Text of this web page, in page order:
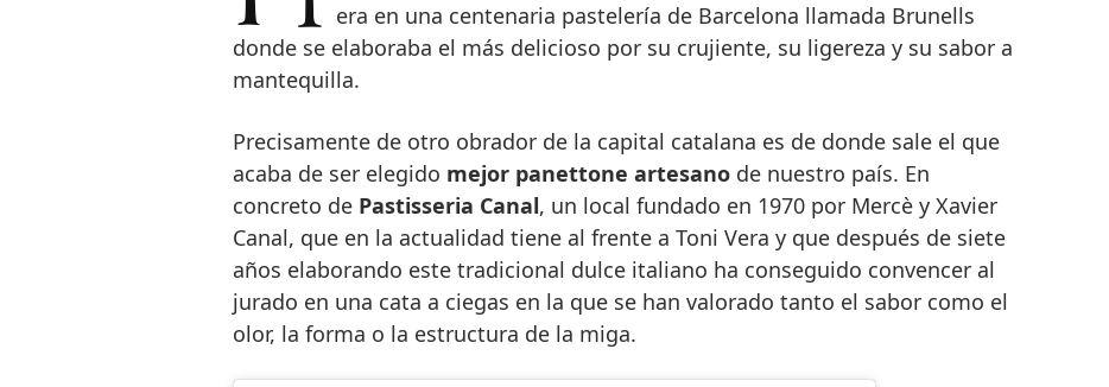
era en una centenaria pastelería de Barcelona llamada Brunells
donde se elaboraba el más delicioso por su crujiente, su ligereza y su sabor a
mantequilla.
Precisamente de otro obrador de la capital catalana es de donde sale el que
acaba de ser elegido mejor panettone artesanode nuestro país. En
concreto de Pastisseria Canal, un local fundado en 1970 por Mercè y Xavier
Canal, que en la actualidad tiene al frente a Toni Vera y que después de siete
años elaborando este tradicional dulce italiano ha conseguido convencer al
jurado en una cata a ciegas en la que se han valorado tanto el sabor como el
olor, la forma o la estructura de la miga.